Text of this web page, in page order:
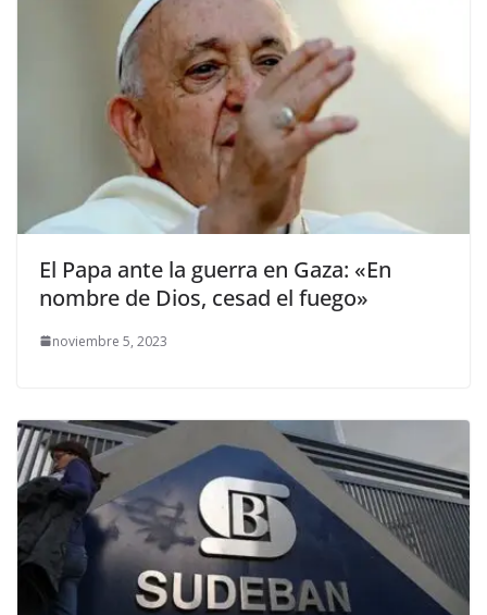
El Papa ante la guerra en Gaza: «En
nombre de Dios, cesad el fuego»
noviembre 5, 2023